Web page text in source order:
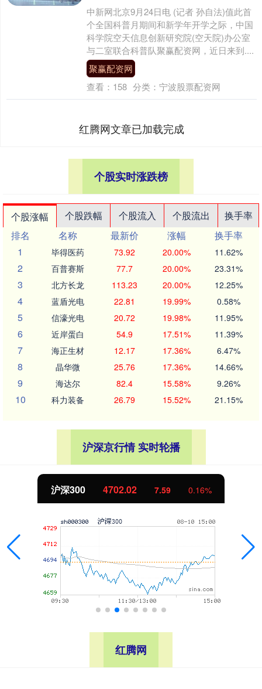
中新网北京9月24日电 (记者 孙自法)值此首
个全国科普月期间和新学年开学之际，中国
科学院空天信息创新研究院(空天院)办公室
与二室联合科普队聚赢配资网，近日来到....
聚赢配资网
查看： 158 分类： 宁波股票配资网
红腾网文章已加载完成
个股实时涨跌榜
个股涨幅 个股跌幅 个股流入 个股流出
换手率
排名
名称 最新价 涨幅
换手率
1
毕得医药 73.92 20.00% 11.62%
2 百普赛斯 77.7 20.00% 23.31%
3 北方长龙 113.23 20.00% 12.25%
4 蓝盾光电 22.81 19.99% 0.58%
5 信濠光电 20.72 19.98% 11.95%
6 近岸蛋白 54.9 17.51% 11.39%
7 海正生材 12.17 17.36% 6.47%
8 晶华微 25.76 17.36% 14.66%
9 海达尔 82.4 15.58% 9.26%
10 科力装备 26.79 15.52% 21.15%
沪深京行情 实时轮播
沪深300 4702.02 7.59 0.16%
红腾网